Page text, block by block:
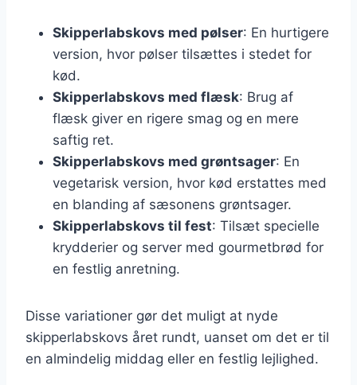
Skipperlabskovs med pølser: En hurtigere
version, hvor pølser tilsættes i stedet for
kød.
Skipperlabskovs med flæsk: Brug af
flæsk giver en rigere smag og en mere
saftig ret.
Skipperlabskovs med grøntsager: En
vegetarisk version, hvor kød erstattes med
en blanding af sæsonens grøntsager.
Skipperlabskovs til fest: Tilsæt specielle
krydderier og server med gourmetbrød for
en festlig anretning.
Disse variationer gør det muligt at nyde
skipperlabskovs året rundt, uanset om det er til
en almindelig middag eller en festlig lejlighed.